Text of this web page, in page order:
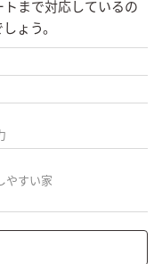
まで対応しているの
ょう。
やすい家